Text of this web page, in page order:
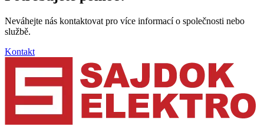
Neváhejte nás kontaktovat pro více informací o společnosti nebo
službě.
Kontakt